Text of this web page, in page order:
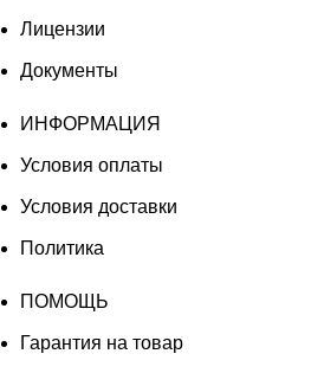
Лицензии
Документы
ИНФОРМАЦИЯ
Условия оплаты
Условия доставки
Политика
ПОМОЩЬ
Гарантия на товар